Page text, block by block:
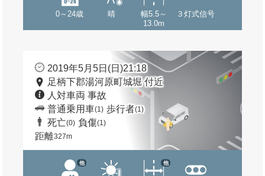
0～24歳 晴
幅5.5～
13.0m
３灯式信号
2019年5月5日(日)21:18
足柄下郡湯河原町城堀 付近
人対車両 事故
普通乗用車(1) 歩行者(1)
死亡(0) 負傷(1)
距離327m
他 他